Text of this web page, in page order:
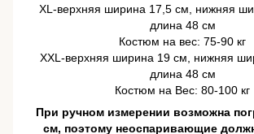
XL-верхняя ширина 17,5 см, нижняя
длина 48 см
Костюм на вес: 75-90 кг
XXL-верхняя ширина 19 см, нижняя
длина 48 см
Костюм на Вес: 80-100 кг
При ручном измерении возможна
см, поэтому неоспаривающие